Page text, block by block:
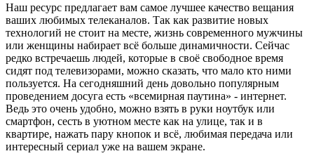
Наш ресурс предлагает вам самое лучшее качество вещания
ваших любимых телеканалов. Так как развитие новых
технологий не стоит на месте, жизнь современного мужчины
или женщины набирает всё больше динамичности. Сейчас
редко встречаешь людей, которые в своё свободное время
сидят под телевизорами, можно сказать, что мало кто ними
пользуется. На сегодняшний день довольно популярным
проведением досуга есть «всемирная паутина» - интернет.
Ведь это очень удобно, можно взять в руки ноутбук или
смартфон, сесть в уютном месте как на улице, так и в
квартире, нажать пару кнопок и всё, любимая передача или
интересный сериал уже на вашем экране.